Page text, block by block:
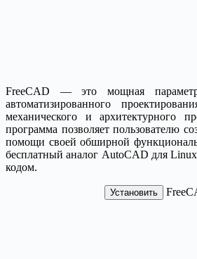
FreeCAD — это мощная
автоматизированного
механического и архитектурного
программа позволяет пользователю
помощи своей обширной
бесплатный аналог AutoCAD для
кодом.
Установить